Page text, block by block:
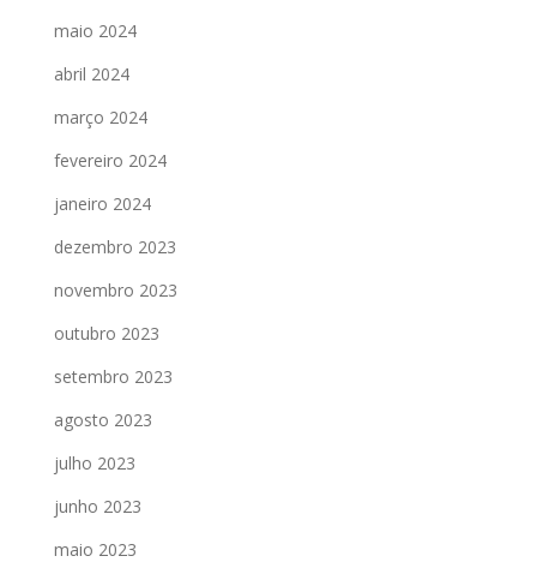
maio 2024
abril 2024
março 2024
fevereiro 2024
janeiro 2024
dezembro 2023
novembro 2023
outubro 2023
setembro 2023
agosto 2023
julho 2023
junho 2023
maio 2023